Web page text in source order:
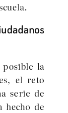
la
el reto
serie de
hecho de